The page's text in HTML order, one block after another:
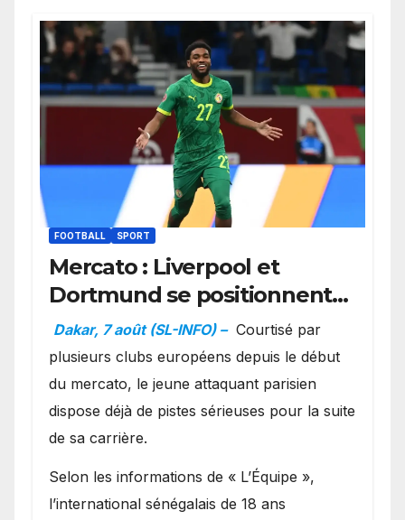
FOOTBALL SPORT
Mercato : Liverpool et
Dortmund se positionnent
en favoris pour recruter
Ibrahim Mbaye
Dakar, 7 août (SL-INFO) – Courtisé par
plusieurs clubs européens depuis le début
du mercato, le jeune attaquant parisien
dispose déjà de pistes sérieuses pour la suite
de sa carrière.
Selon les informations de « L’Équipe »,
l’international sénégalais de 18 ans